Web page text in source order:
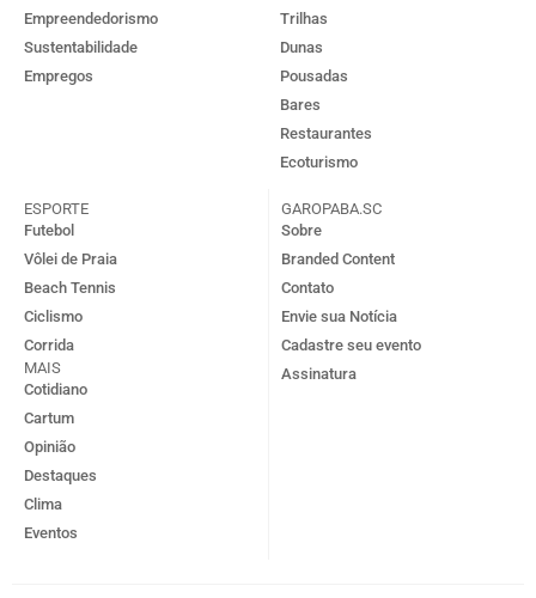
Empreendedorismo
Sustentabilidade
Empregos
Trilhas
Dunas
Pousadas
Bares
Restaurantes
Ecoturismo
ESPORTE
Futebol
Vôlei de Praia
Beach Tennis
Ciclismo
Corrida
MAIS
Cotidiano
Cartum
Opinião
Destaques
Clima
Eventos
GAROPABA.SC
Sobre
Branded Content
Contato
Envie sua Notícia
Cadastre seu evento
Assinatura